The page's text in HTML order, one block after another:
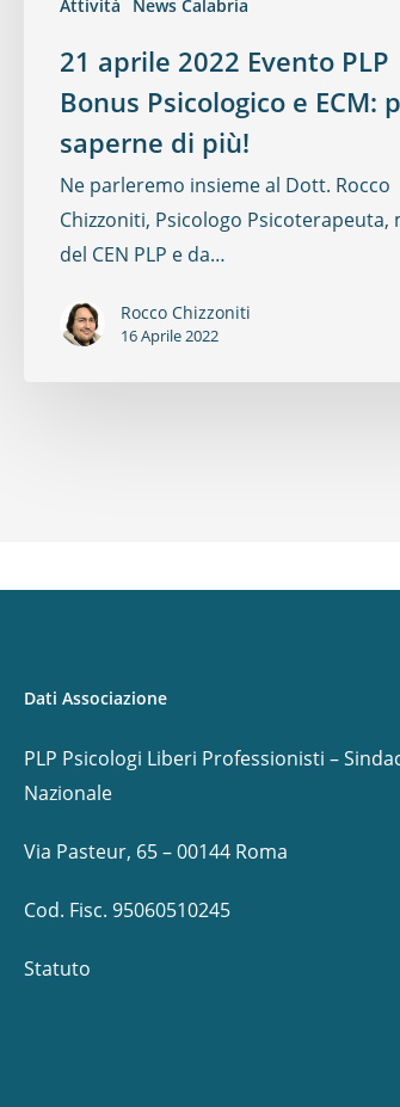
Attività News Calabria
21 aprile 2022 Evento PLP
Bonus Psicologico e ECM:
saperne di più!
Ne parleremo insieme al Dott. Rocco
Chizzoniti, Psicologo Psicoterapeuta,
del CEN PLP e da…
Rocco Chizzoniti
16 Aprile 2022
Dati Associazione
PLP Psicologi Liberi Professionisti –
Nazionale
Via Pasteur, 65 – 00144 Roma
Cod. Fisc. 95060510245
Statuto